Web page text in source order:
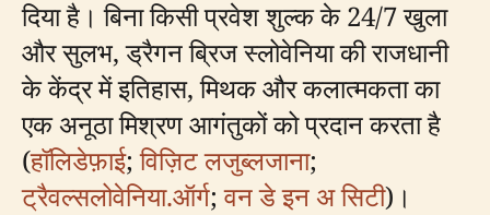
दिया है। बिना किसी प्रवेश शुल्क के 24/7 खुला
और सुलभ, ड्रैगन ब्रिज स्लोवेनिया की राजधानी
के केंद्र में इतिहास, मिथक और कलात्मकता का
एक अनूठा मिश्रण आगंतुकों को प्रदान करता है
(हॉलिडेफ़ाई;विज़िट लजुब्लजाना;
ट्रैवल्सलोवेनिया.ऑर्ग;वन डे इन अ सिटी)।